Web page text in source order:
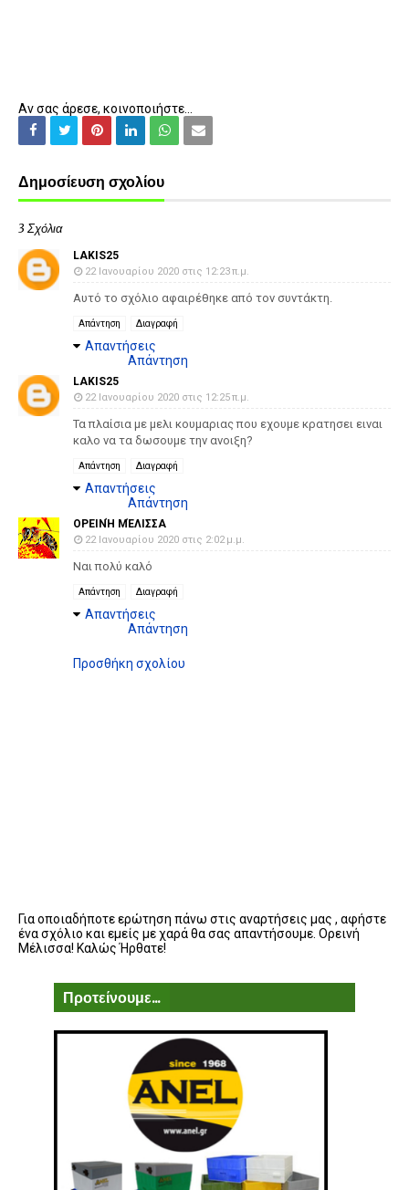
Αν σας άρεσε, κοινοποιήστε...
Δημοσίευση σχολίου
3 Σχόλια
LAKIS25
22 Ιανουαρίου 2020 στις 12:23 π.μ.
Αυτό το σχόλιο αφαιρέθηκε από τον συντάκτη.
Απάντηση Διαγραφή
Απαντήσεις
Απάντηση
LAKIS25
22 Ιανουαρίου 2020 στις 12:25 π.μ.
Τα πλαίσια με μελι κουμαριας που εχουμε κρατησει ειναι
καλο να τα δωσουμε την ανοιξη?
Απάντηση Διαγραφή
Απαντήσεις
Απάντηση
ΟΡΕΙΝΉ ΜΈΛΙΣΣΑ
22 Ιανουαρίου 2020 στις 2:02 μ.μ.
Nαι πολύ καλό
Απάντηση Διαγραφή
Απαντήσεις
Απάντηση
Προσθήκη σχολίου
Για οποιαδήποτε ερώτηση πάνω στις αναρτήσεις μας , αφήστε
ένα σχόλιο και εμείς με χαρά θα σας απαντήσουμε. Ορεινή
Μέλισσα! Καλώς Ήρθατε!
Προτείνουμε...